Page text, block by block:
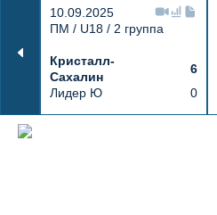
10.09.2025
ПМ / U18 / 2 группа
Кристалл-
Сахалин
6
Лидер Ю
0
Протокол и